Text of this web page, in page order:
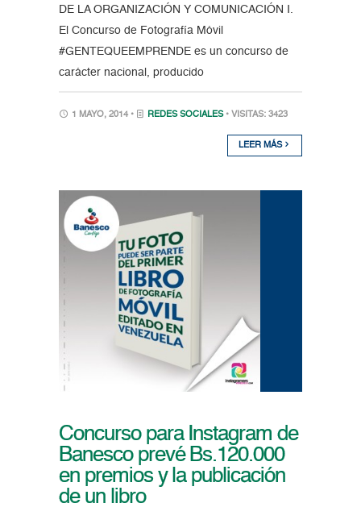
DE LA ORGANIZACIÓN Y COMUNICACIÓN I.
El Concurso de Fotografía Móvil
#GENTEQUEEMPRENDE es un concurso de
carácter nacional, producido
1 MAYO, 2014 • REDES SOCIALES • VISITAS: 3423
LEER MÁS
Concurso para Instagram de
Banesco prevé Bs.120.000
en premios y la publicación
de un libro